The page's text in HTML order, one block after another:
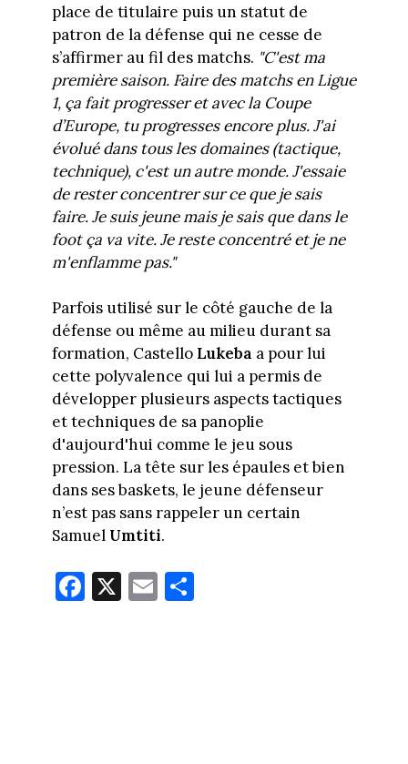
place de titulaire puis un statut de
patron de la défense qui ne cesse de
s’affirmer au fil des matchs. "C'est ma
première saison. Faire des matchs en Ligue
1, ça fait progresser et avec la Coupe
d’Europe, tu progresses encore plus. J'ai
évolué dans tous les domaines (tactique,
technique), c'est un autre monde. J'essaie
de rester concentrer sur ce que je sais
faire. Je suis jeune mais je sais que dans le
foot ça va vite. Je reste concentré et je ne
m'enflamme pas."
Parfois utilisé sur le côté gauche de la
défense ou même au milieu durant sa
formation, Castello Lukeba a pour lui
cette polyvalence qui lui a permis de
développer plusieurs aspects tactiques
et techniques de sa panoplie
d'aujourd'hui comme le jeu sous
pression. La tête sur les épaules et bien
dans ses baskets, le jeune défenseur
n’est pas sans rappeler un certain
Samuel Umtiti.
Fa
ce
X E
m
Pa
rt